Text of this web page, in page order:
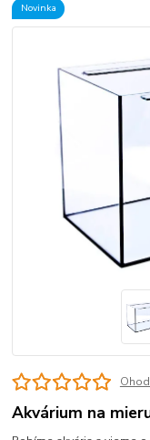
Novinka
Akvárium na